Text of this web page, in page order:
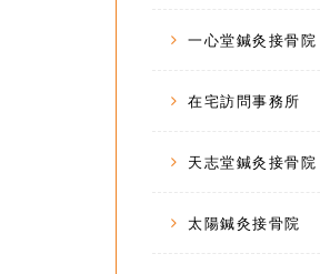
一心堂鍼灸接骨院
在宅訪問事務所
天志堂鍼灸接骨院
太陽鍼灸接骨院